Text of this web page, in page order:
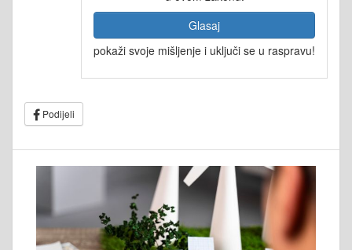
Glasaj
pokaži svoje mišljenje i uključi se u raspravu!
Podijeli